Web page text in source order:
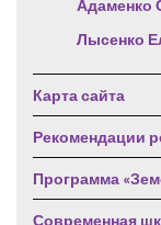
Адаменко
Лысенко
Карта сайта
Рекомендации
Программа
Современная